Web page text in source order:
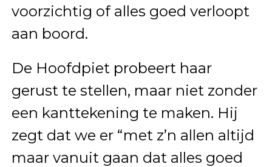
voorzichtig of alles goed verloopt
aan boord.
De Hoofdpiet probeert haar
gerust te stellen, maar niet zonder
een kanttekening te maken. Hij
zegt dat we er “met z’n allen altijd
maar vanuit gaan dat alles goed